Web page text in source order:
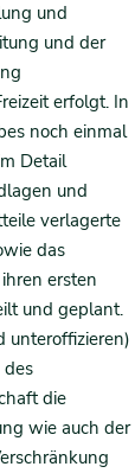
und
und der
erfolgt. In
noch einmal
Detail
und
verlagerte
das
ersten
und geplant.
unteroffizieren)
die
wie auch der